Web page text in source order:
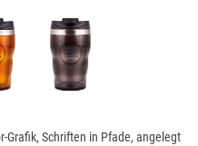
Grafik, Schriften in Pfade, angelegt